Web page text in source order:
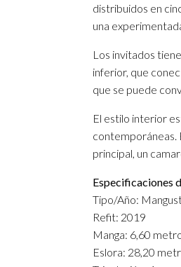
distribuidos en
una
Los invitados
inferior, que
que se puede
El estilo interior
contemporáneas.
principal, un
Especificaciones
Tipo/Año:
Refit: 2019
Manga: 6,60
Eslora: 28,20